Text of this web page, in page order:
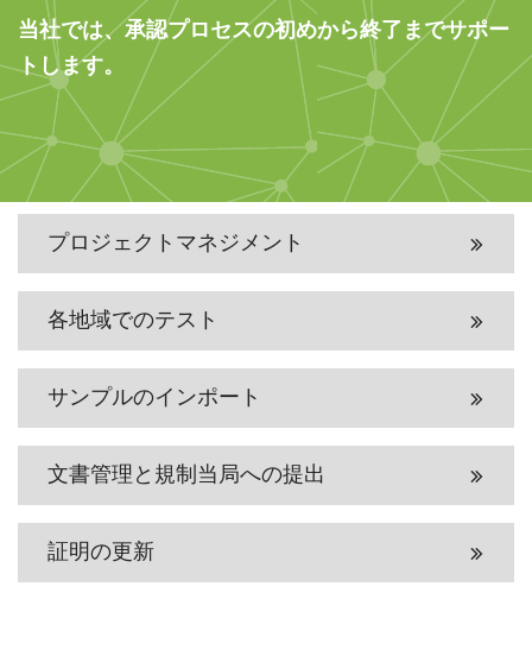
当社では、承認プロセスの初めから終了までサポー
トします。
プロジェクトマネジメント
各地域でのテスト
サンプルのインポート
文書管理と規制当局への提出
証明の更新